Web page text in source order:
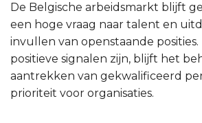
De Belgische arbeidsmarkt blijft
een hoge vraag naar talent en
invullen van openstaande
positieve signalen zijn, blijft het
aantrekken van gekwalificeerd
prioriteit voor organisaties.